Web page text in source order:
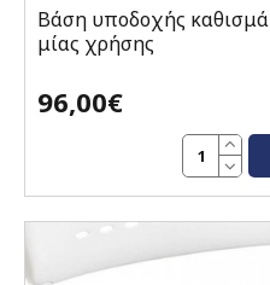
Βάση υποδοχής
μίας χρήσης
96,00€